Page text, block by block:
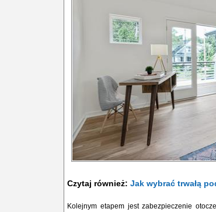
Czytaj również: Jak wybrać trwałą
Kolejnym etapem jest zabezpieczenie